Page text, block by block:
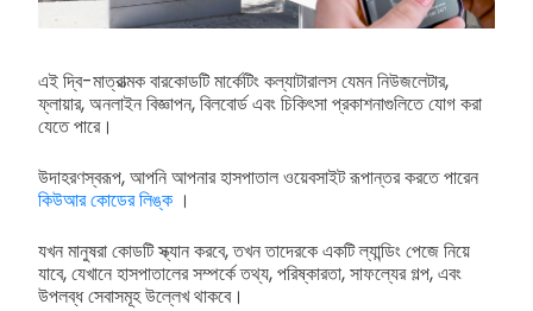
এই দ্বি-মাত্রাত্মক বারকোডটি মার্কেটিং কল্যাটারালস যেমন নিউজলেটার,
ফ্লায়ার, অনলাইন বিজ্ঞাপন, বিলবোর্ড এবং চিকিৎসা প্রকাশনাগুলিতে যোগ করা
যেতে পারে।
উদাহরণস্বরূপ, আপনি আপনার হাসপাতাল ওয়েবসাইট রূপান্তর করতে পারেন
কিউআর কোডের লিঙ্ক ।
যখন মানুষরা কোডটি স্ক্যান করবে, তখন তাদেরকে একটি ল্যান্ডিং পেজে নিয়ে
যাবে, যেখানে হাসপাতালের সম্পর্কে তথ্য, পরিষ্কারতা, সাফল্যের গল্প, এবং
উপলব্ধ সেবাসমূহ উল্লেখ থাকবে।